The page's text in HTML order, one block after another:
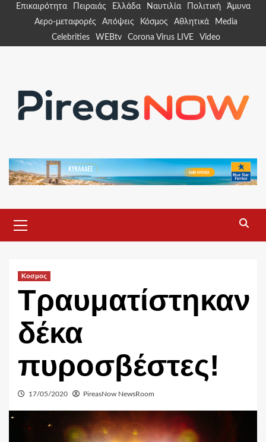
Επικαιρότητα Πειραιάς Ελλάδα Ναυτιλία Πολιτική
Άμυνα
Αερο-μεταφορές
Απόψεις Κόσμος Αθλητικά
Media
Celebrities
WEBtv Corona Virus LIVE Video
Menu
Κοσμος
Τραυματίστηκαν
δέκα
πυροσβέστες!
17/05/2020 PireasNow NewsRoom